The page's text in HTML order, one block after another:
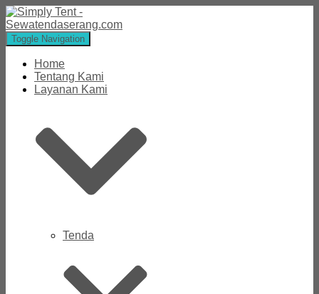
Toggle Navigation
Home
Tentang Kami
Layanan Kami
Tenda